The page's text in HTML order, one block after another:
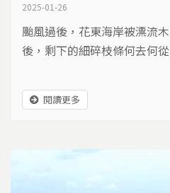
2025-01-26
颱風過後，花東海岸被漂流
後，剩下的細碎枝條何去何
閱讀更多